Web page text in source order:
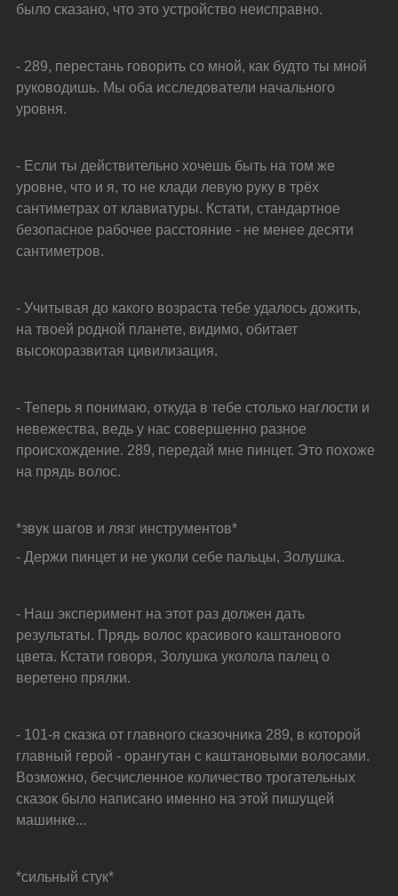
было сказано, что это устройство неисправно.
- 289, перестань говорить со мной, как будто ты мной
руководишь. Мы оба исследователи начального
уровня.
- Если ты действительно хочешь быть на том же
уровне, что и я, то не клади левую руку в трёх
сантиметрах от клавиатуры. Кстати, стандартное
безопасное рабочее расстояние - не менее десяти
сантиметров.
- Учитывая до какого возраста тебе удалось дожить,
на твоей родной планете, видимо, обитает
высокоразвитая цивилизация.
- Теперь я понимаю, откуда в тебе столько наглости и
невежества, ведь у нас совершенно разное
происхождение. 289, передай мне пинцет. Это похоже
на прядь волос.
*звук шагов и лязг инструментов*
- Держи пинцет и не уколи себе пальцы, Золушка.
- Наш эксперимент на этот раз должен дать
результаты. Прядь волос красивого каштанового
цвета. Кстати говоря, Золушка уколола палец о
веретено прялки.
- 101-я сказка от главного сказочника 289, в которой
главный герой - орангутан с каштановыми волосами.
Возможно, бесчисленное количество трогательных
сказок было написано именно на этой пишущей
машинке...
*сильный стук*